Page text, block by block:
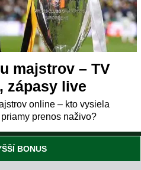
majstrov – TV
zápasy live
online – kto vysiela
prenos naživo?
BONUS